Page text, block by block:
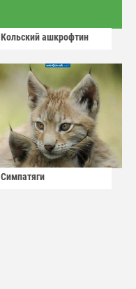
Кольский ашкрофтин
Симпатяги